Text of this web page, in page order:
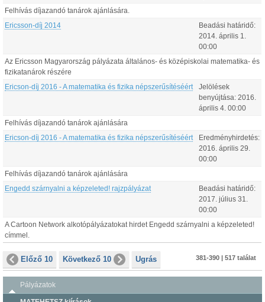
Felhívás díjazandó tanárok ajánlására.
Ericsson-díj 2014
Beadási határidő:
2014. április 1
00:00
Az Ericsson Magyarország pályázata általános- és középiskolai matematika- és
fizikatanárok részére
Ericson-díj 2016 - A matematika és fizika népszerűsítéséért
Jelölések
benyújtása: 2016.
április 4 00:00
Felhívás díjazandó tanárok ajánlására
Ericson-díj 2016 - A matematika és fizika népszerűsítéséért
Eredményhirdetés:
2016. április 29
00:00
Felhívás díjazandó tanárok ajánlására
Engedd szárnyalni a képzeleted! rajzpályázat
Beadási határidő:
2017. július 31
00:00
A Cartoon Network alkotópályázatokat hirdet Engedd szárnyalni a képzeleted!
címmel.
Előző 10 Következő 10 Ugrás 381-390 | 517 találat
Pályázatok